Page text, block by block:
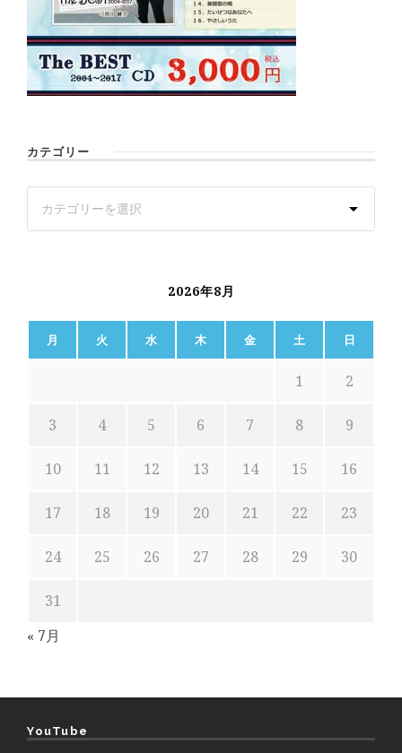
カテゴリー
2026年8月
月 火 水 木 金 土 日
1 2
3 4 5 6 7 8 9
10 11 12 13 14 15 16
17 18 19 20 21 22 23
24 25 26 27 28 29 30
31
« 7月
YouTube